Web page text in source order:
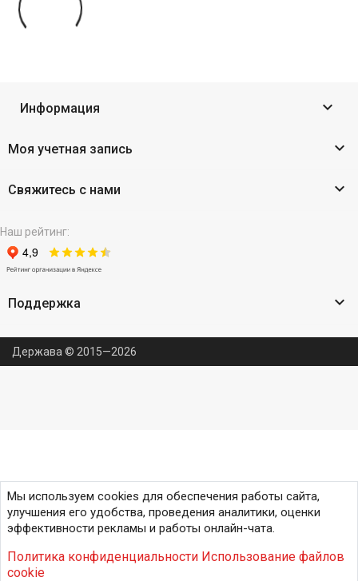
Информация 
Моя учетная запись 
Свяжитесь с нами 
Наш рейтинг:
Поддержка 
Держава © 2015—2026
Мы используем cookies для обеспечения работы сайта,
улучшения его удобства, проведения аналитики, оценки
эффективности рекламы и работы онлайн-чата.
Политика конфиденциальности Использование файлов
cookie